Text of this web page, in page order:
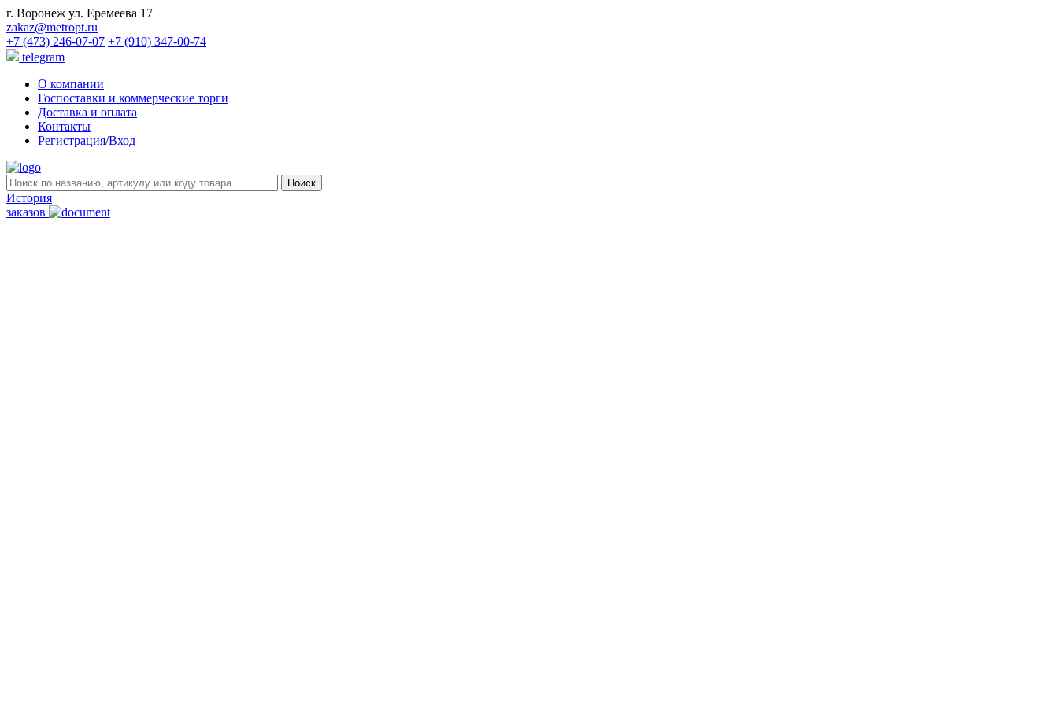
г. Воронеж ул. Еремеева 17
zakaz@metropt.ru
+7 (473) 246-07-07 +7 (910) 347-00-74
telegram
О компании
Госпоставки и коммерческие торги
Доставка и оплата
Контакты
Регистрация/Вход
История
заказов